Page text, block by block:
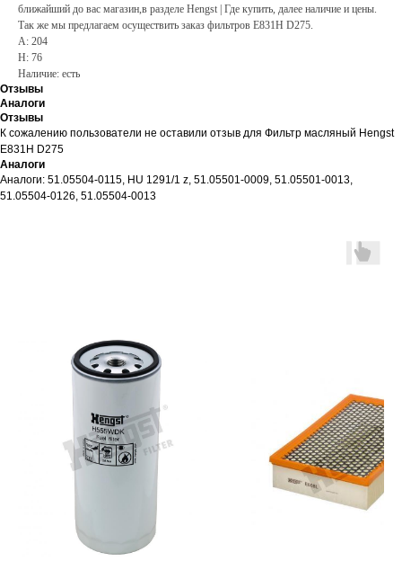
ближайший до вас магазин,в разделе Hengst | Где купить, далее наличие и цены.
Так же мы предлагаем осуществить заказ фильтров E831H D275.
A: 204
H: 76
Наличие: есть
Отзывы
Аналоги
Отзывы
К сожалению пользователи не оставили отзыв для Фильтр масляный Hengst
E831H D275
Аналоги
Аналоги: 51.05504-0115, HU 1291/1 z, 51.05501-0009, 51.05501-0013,
51.05504-0126, 51.05504-0013